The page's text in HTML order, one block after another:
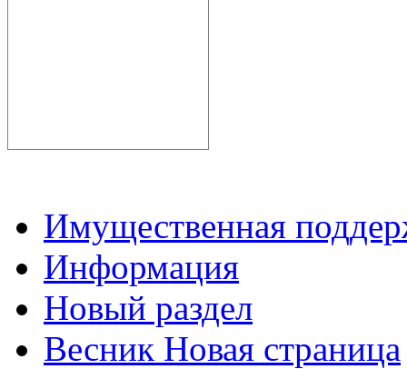
Имущественная
Информация
Новый раздел
Весник Новая страница